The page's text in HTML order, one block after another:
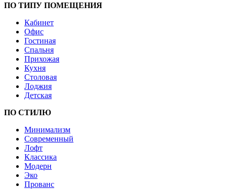
ПО ТИПУ ПОМЕЩЕНИЯ
Кабинет
Офис
Гостиная
Спальня
Прихожая
Кухня
Столовая
Лоджия
Детская
ПО СТИЛЮ
Минимализм
Современный
Лофт
Классика
Модерн
Эко
Прованс